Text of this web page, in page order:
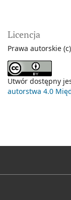
Licencja
Prawa autorskie
Utwór dostępny
autorstwa 4.0